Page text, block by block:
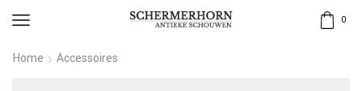
0
Home Accessoires